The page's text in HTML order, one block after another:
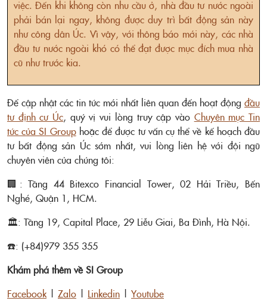
việc. Đến khi không còn nhu cầu ở, nhà đầu tư nước ngoài
phải bán lại ngay, không được duy trì bất động sản này
như công dân Úc. Vì vậy, với thông báo mới này, các nhà
đầu tư nước ngoài khó có thể đạt được mục đích mua nhà
cũ như trước kia.
Để cập nhật các tin tức mới nhất liên quan đến hoạt động đầu
tư định cư Úc, quý vị vui lòng truy cập vào Chuyên mục Tin
tức của SI Grouphoặc để được tư vấn cụ thể về kế hoạch đầu
tưbất động sản Úcsớm nhất, vui lòng liên hệ với đội ngũ
chuyên viên của chúng tôi:
🏢: Tầng 44 Bitexco Financial Tower, 02 Hải Triều, Bến
Nghé, Quận 1, HCM.
🏛️: Tầng 19, Capital Place, 29 Liễu Giai, Ba Đình, Hà Nội.
☎️: (+84)979 355 355
Khám phá thêm về SI Group
Facebook | Zalo | Linkedin | Youtube